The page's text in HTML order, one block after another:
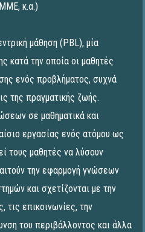
κ.α.)
μάθηση (PBL), μία
κατά την οποία οι μαθητές
ενός προβλήματος, συχνά
της πραγματικής ζωής.
σε μαθηματικά και
εργασίας ενός ατόμου ως
τους μαθητές να λύσουν
την εφαρμογή γνώσεων
και σχετίζονται με την
τις επικοινωνίες, την
του περιβάλλοντος και άλλα